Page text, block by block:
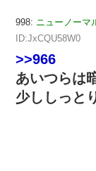
998: ニューノーマ
ID:JxCQU58W0
>>966
あいつらは
少ししっと